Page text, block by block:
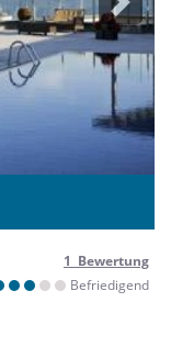
Next
1 Bewertung
Befriedigend